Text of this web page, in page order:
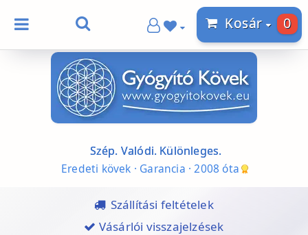
Kosár 0
Szép. Valódi. Különleges.
Eredeti kövek · Garancia · 2008 óta
Szállítási feltételek
Vásárlói visszajelzések